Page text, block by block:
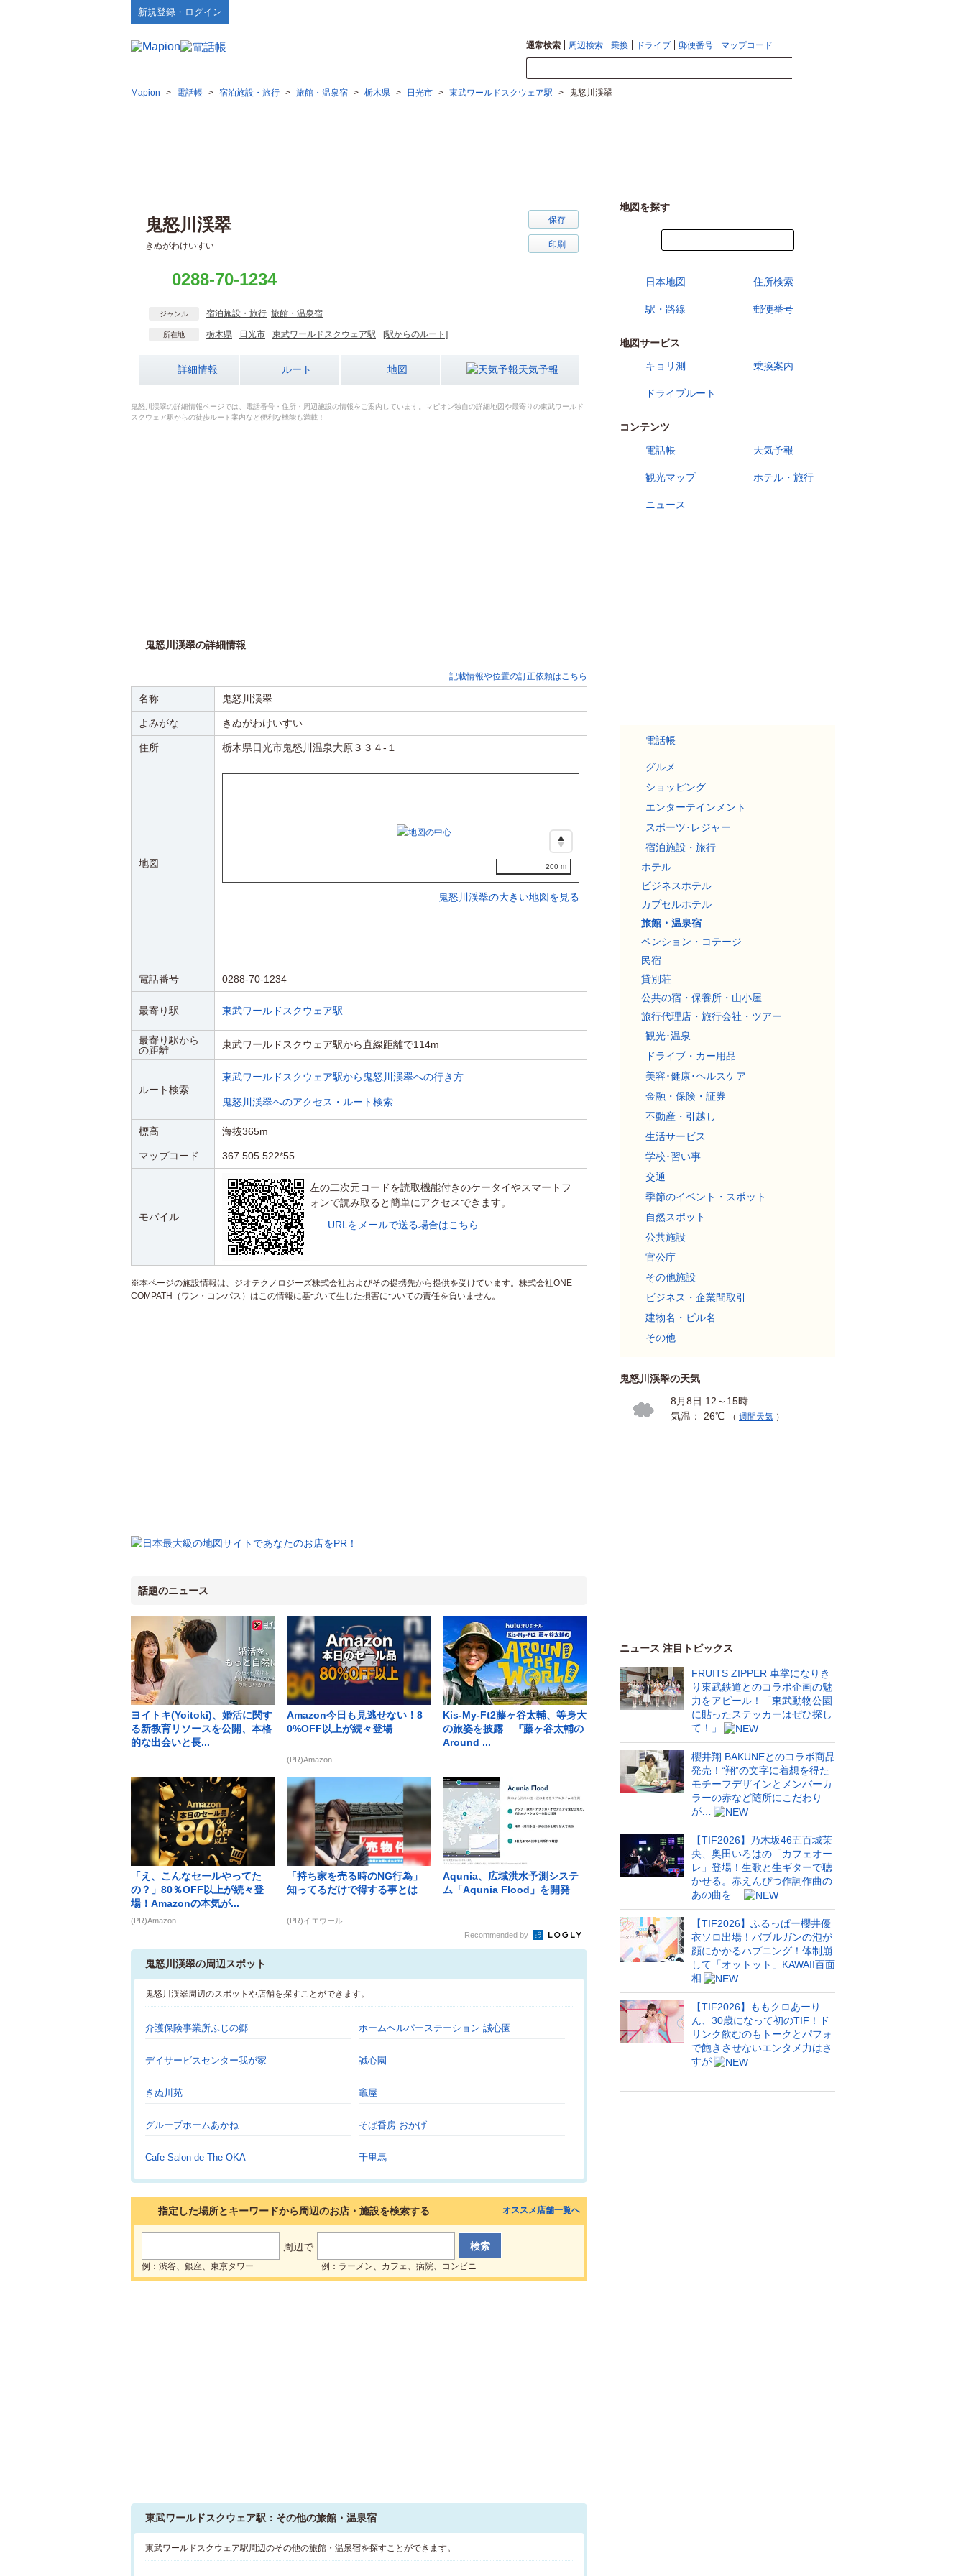
新規登録・ログイン
通常検索 周辺検索 乗換 ドライブ 郵便番号 マップコード
Mapion > 電話帳 > 宿泊施設・旅行 > 旅館・温泉宿 > 栃木県 > 日光市 > 東武ワールドスクウェア駅 > 鬼怒川渓翠
鬼怒川渓翠
きぬがわけいすい
保存
印刷
0288-70-1234
ジャンル 宿泊施設・旅行 旅館・温泉宿
所在地 栃木県 日光市 東武ワールドスクウェア駅 [駅からのルート]
詳細情報 ルート 地図 天気予報
鬼怒川渓翠の詳細情報ページでは、電話番号・住所・周辺施設の情報をご案内しています。マピオン独自の詳細地図や最寄りの東武ワールド
スクウェア駅からの徒歩ルート案内など便利な機能も満載！
鬼怒川渓翠の詳細情報
記載情報や位置の訂正依頼はこちら
名称 鬼怒川渓翠
よみがな きぬがわけいすい
住所 栃木県日光市鬼怒川温泉大原３３４-１
地図 200 m
鬼怒川渓翠の大きい地図を見る
電話番号 0288-70-1234
最寄り駅 東武ワールドスクウェア駅
最寄り駅から
の距離
東武ワールドスクウェア駅から直線距離で114m
ルート検索
東武ワールドスクウェア駅から鬼怒川渓翠への行き方
鬼怒川渓翠へのアクセス・ルート検索
標高 海抜365m
マップコード 367 505 522*55
モバイル
左の二次元コードを読取機能付きのケータイやスマートフ
ォンで読み取ると簡単にアクセスできます。
URLをメールで送る場合はこちら
※本ページの施設情報は、ジオテクノロジーズ株式会社およびその提携先から提供を受けています。株式会社ONE
COMPATH（ワン・コンパス）はこの情報に基づいて生じた損害についての責任を負いません。
話題のニュース
ヨイトキ(Yoitoki)、婚活に関す
る新教育リソースを公開、本格
的な出会いと長...
Amazon今日も見逃せない！8
0%OFF以上が続々登場
(PR)Amazon
Kis-My-Ft2藤ヶ谷太輔、等身大
の旅姿を披露 『藤ヶ谷太輔の
Around ...
「え、こんなセールやってた
の？」80％OFF以上が続々登
場！Amazonの本気が...
(PR)Amazon
「持ち家を売る時のNG行為」
知ってるだけで得する事とは
(PR)イエウール
Aqunia、広域洪水予測システ
ム「Aqunia Flood」を開発
Recommended by
鬼怒川渓翠の周辺スポット
鬼怒川渓翠周辺のスポットや店舗を探すことができます。
介護保険事業所ふじの郷 ホームヘルパーステーション 誠心園
デイサービスセンター我が家 誠心園
きぬ川苑 竈屋
グループホームあかね そば香房 おかげ
Cafe Salon de The OKA 千里馬
指定した場所とキーワードから周辺のお店・施設を検索する
周辺で
例：渋谷、銀座、東京タワー 例：ラーメン、カフェ、病院、コンビニ
オススメ店舗一覧へ
東武ワールドスクウェア駅：その他の旅館・温泉宿
東武ワールドスクウェア駅周辺のその他の旅館・温泉宿を探すことができます。
地図を探す
日本地図 住所検索
駅・路線 郵便番号
地図サービス
キョリ測
乗換案内
ドライブルート
コンテンツ
電話帳
天気予報
観光マップ ホテル・旅行
ニュース
電話帳
グルメ
ショッピング
エンターテインメント
スポーツ･レジャー
宿泊施設・旅行
ホテル
ビジネスホテル
カプセルホテル
旅館・温泉宿
ペンション・コテージ
民宿
貸別荘
公共の宿・保養所・山小屋
旅行代理店・旅行会社・ツアー
観光･温泉
ドライブ・カー用品
美容･健康･ヘルスケア
金融・保険・証券
不動産・引越し
生活サービス
学校･習い事
交通
季節のイベント・スポット
自然スポット
公共施設
官公庁
その他施設
ビジネス・企業間取引
建物名・ビル名
その他
鬼怒川渓翠の天気
8月8日 12～15時
気温： 26℃
（ 週間天気 ）
ニュース 注目トピックス
FRUITS ZIPPER 車掌になりき
り東武鉄道とのコラボ企画の魅
力をアピール！「東武動物公園
に貼ったステッカーはぜひ探し
て！」
櫻井翔 BAKUNEとのコラボ商品
発売！“翔”の文字に着想を得た
モチーフデザインとメンバーカ
ラーの赤など随所にこだわり
が…
【TIF2026】乃木坂46五百城茉
央、奥田いろはの「カフェオー
レ」登場！生歌と生ギターで聴
かせる。赤えんぴつ作詞作曲の
あの曲を…
【TIF2026】ふるっぱー櫻井優
衣ソロ出場！バブルガンの泡が
顔にかかるハプニング！体制崩
して「オットット」KAWAII百面
相
【TIF2026】ももクロあーり
ん、30歳になって初のTIF！ド
リンク飲むのもトークとパフォ
で飽きさせないエンタメ力はさ
すが